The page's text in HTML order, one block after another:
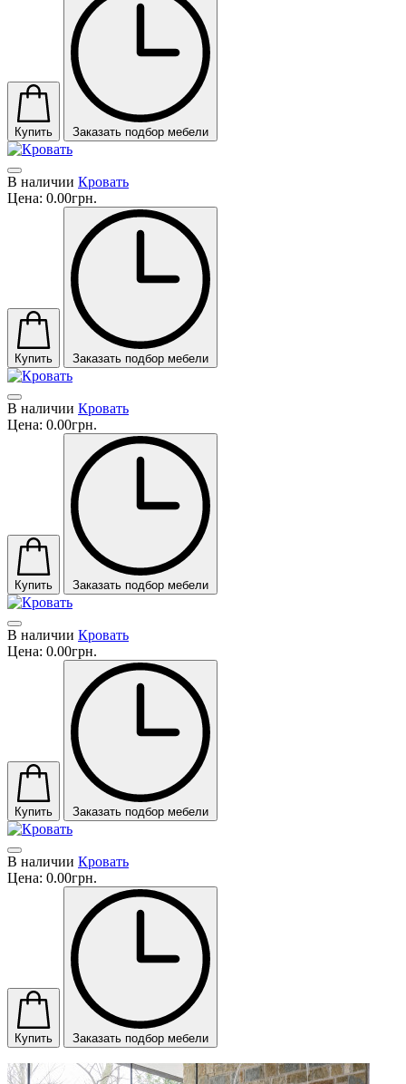
Купить Заказать подбор мебели
В наличии Кровать
Цена: 0.00грн.
Купить Заказать подбор мебели
В наличии Кровать
Цена: 0.00грн.
Купить Заказать подбор мебели
В наличии Кровать
Цена: 0.00грн.
Купить Заказать подбор мебели
В наличии Кровать
Цена: 0.00грн.
Купить Заказать подбор мебели